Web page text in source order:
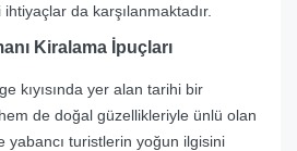
da karşılanmaktadır.
Kiralama İpuçları
kıyısında yer alan tarihi bir
de doğal güzellikleriyle ünlü olan
yabancı turistlerin yoğun ilgisini